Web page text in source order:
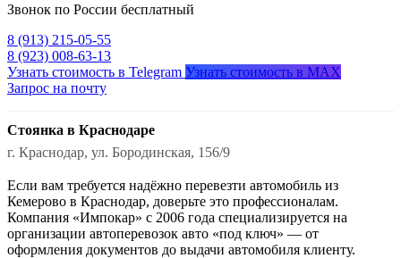
Звонок по России бесплатный
8 (913) 215-05-55
8 (923) 008-63-13
Узнать стоимость в Telegram Узнать стоимость в MAX
Запрос на почту
Стоянка в Краснодаре
г. Краснодар, ул. Бородинская, 156/9
Если вам требуется надёжно перевезти автомобиль из
Кемерово в Краснодар, доверьте это профессионалам.
Компания «Импокар» с 2006 года специализируется на
организации автоперевозок авто «под ключ» — от
оформления документов до выдачи автомобиля клиенту.